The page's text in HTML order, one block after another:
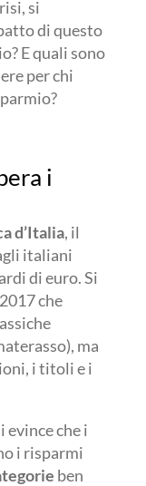
si
di questo
E quali sono
per chi
i
d’Italia, il
italiani
di euro. Si
che
ma
i titoli e i
evince che i
i risparmi
ben